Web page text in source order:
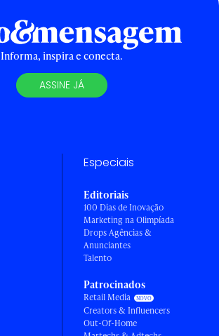
Informa, inspira e conecta.
ASSINE JÁ
Especiais
Editoriais
100 Dias de Inovação
Marketing na Olimpíada
Drops Agências &
Anunciantes
Talento
Patrocinados
Retail Media
Creators & Influencers
Out-Of-Home